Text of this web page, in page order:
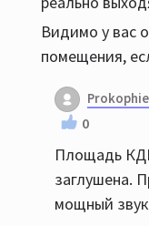
Видимо у вас
помещения,
0
Площадь
заглушена.
мощный